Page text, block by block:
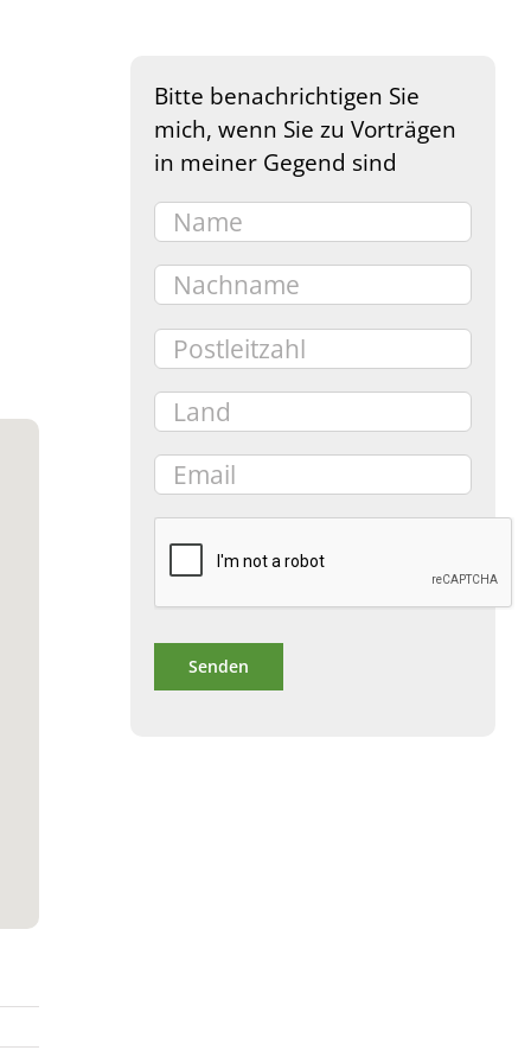
Outlook Live
Bitte benachrichtigen Sie
mich, wenn Sie zu Vorträgen
in meiner Gegend sind